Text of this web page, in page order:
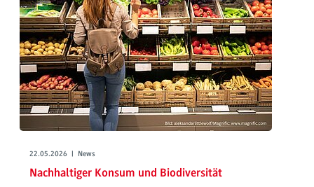
22.05.2026 | News
Nachhaltiger Konsum und Biodiversität